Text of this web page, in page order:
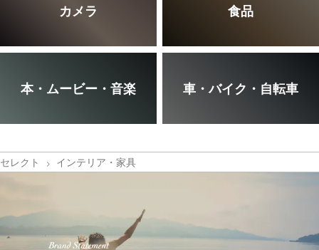
カメラ 食品
本・ムービー・音楽 車・バイク・自転車
セレクト インテリア・家具